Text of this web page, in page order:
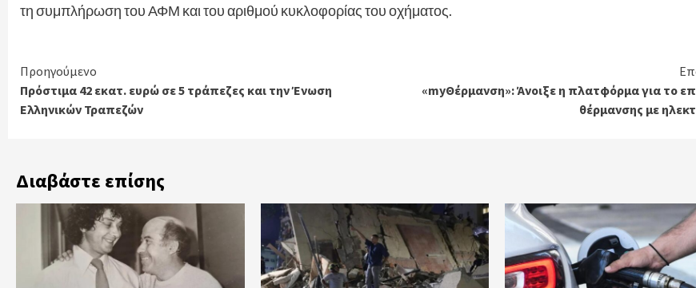
τη συμπλήρωση του ΑΦΜ και του αριθμού κυκλοφορίας του οχήματος.
Continue
Reading
Προηγούμενο
Πρόστιμα 42 εκατ. ευρώ σε 5 τράπεζες και την Ένωση
Ελληνικών Τραπεζών
«myΘέρμανση»: Άνοιξε η πλατφόρμα για το
θέρμανσης με
Διαβάστε επίσης